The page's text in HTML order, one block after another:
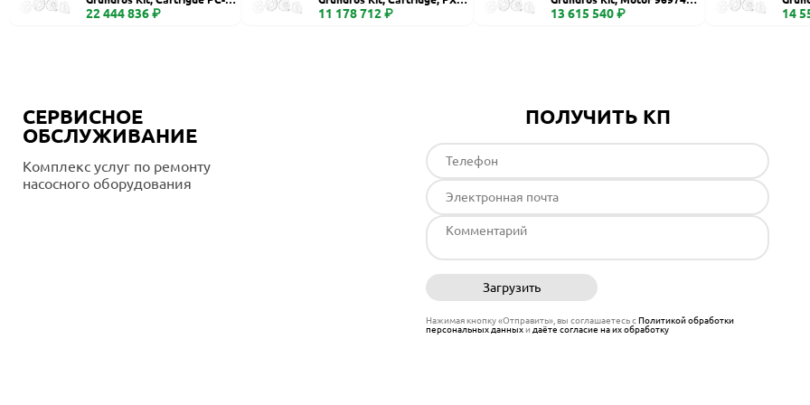
400
22 444 836 ₽
260, Ceramic
11 178 712 ₽
6 S fr74
13 615 540 ₽
00,
14
СЕРВИСНОЕ
ОБСЛУЖИВАНИЕ
Комплекс услуг по ремонту
насосного оборудования
ПОЛУЧИТЬ КП
Загрузить
Нажимая кнопку «Отправить», вы соглашаетесь сПолитикой обработки
персональных данныхи даёте согласие на их обработку